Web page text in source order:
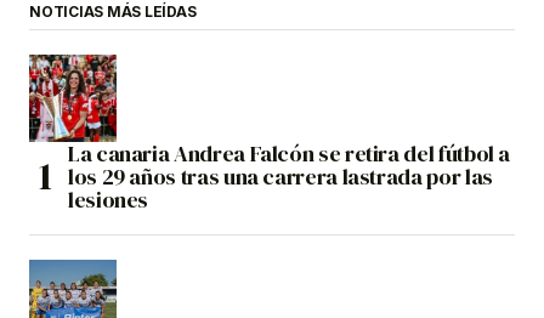
NOTICIAS MÁS LEÍDAS
La canaria Andrea Falcón se retira del fútbol a
los 29 años tras una carrera lastrada por las
lesiones